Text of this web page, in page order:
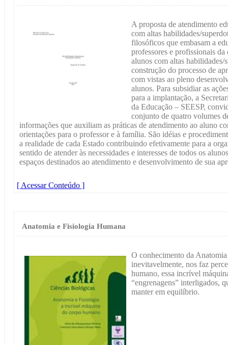
A proposta de atendimento
com altas habilidades/
filosóficos que embasam a
professores e profissionais
alunos com altas
construção do processo de
com vistas ao pleno
alunos. Para subsidiar as
para a implantação, a
da Educação – SEESP,
conjunto de quatro volumes
informações que auxiliam as práticas de atendimento ao aluno
orientações para o professor e à família. São idéias e
a realidade de cada Estado contribuindo efetivamente para a
sentido de atender às necessidades e interesses de todos os
espaços destinados ao atendimento e desenvolvimento de sua
[ Acessar Conteúdo ]
Anatomia e Fisiologia Humana
O conhecimento da
inevitavelmente, nos faz
humano, essa incrível
“engrenagens” interligados,
manter em equilíbrio.